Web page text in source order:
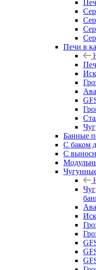
Печи в
Банные
С баком
С